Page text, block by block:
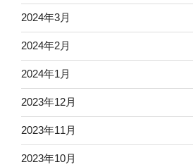
2024年3月
2024年2月
2024年1月
2023年12月
2023年11月
2023年10月